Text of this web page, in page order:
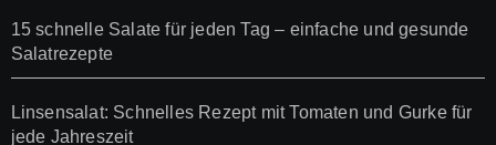
15 schnelle Salate für jeden Tag – einfache und gesunde
Salatrezepte
Linsensalat: Schnelles Rezept mit Tomaten und Gurke für
jede Jahreszeit